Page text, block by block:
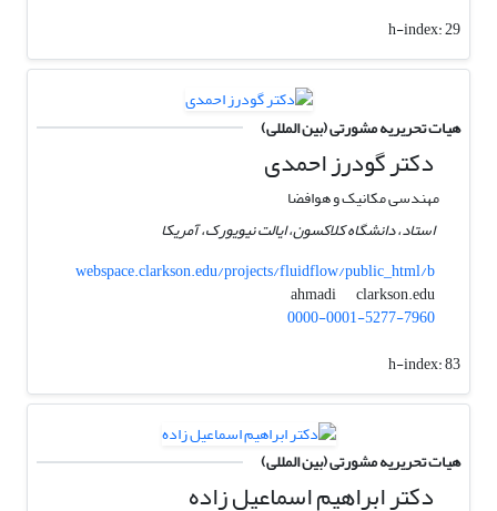
h-index:29
هیات تحریریه مشورتی (بین المللی)
دکتر گودرز احمدی
مهندسی مکانیک و هوافضا
استاد، دانشگاه کلاکسون، ایالت نیویورک، آمریکا
webspace.clarkson.edu/projects/fluidflow/public_html/b
ahmadi
clarkson.edu
0000-0001-5277-7960
h-index:83
هیات تحریریه مشورتی (بین المللی)
دکتر ابراهیم اسماعیل زاده